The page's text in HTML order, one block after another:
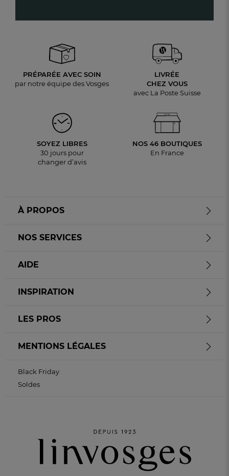
PRÉPARÉE AVEC SOIN
par notre équipe des Vosges
LIVRÉE
CHEZ VOUS
avec La Poste Suisse
SOYEZ LIBRES
30 jours pour
changer d’avis
NOS 46 BOUTIQUES
En France
À PROPOS
NOS SERVICES
AIDE
INSPIRATION
LES PROS
MENTIONS LÉGALES
Black Friday
Soldes